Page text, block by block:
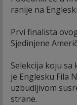
ranije na
Prvi finalista
Sjedinjene
Selekcija koju
je Englesku Fila
uzbudljivom
strane.